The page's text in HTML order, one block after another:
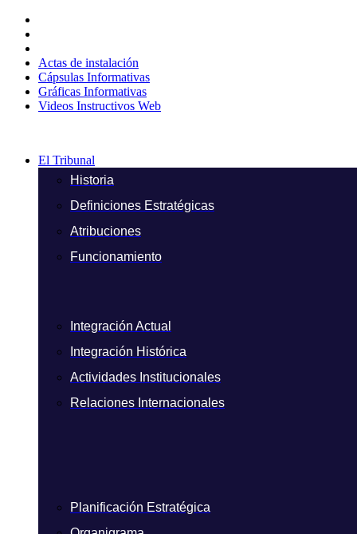
contenido
Actas de instalación
Cápsulas Informativas
Gráficas Informativas
Videos Instructivos Web
El Tribunal
Historia
Definiciones Estratégicas
Atribuciones
Funcionamiento
Integración Actual
Integración Histórica
Actividades Institucionales
Relaciones Internacionales
Planificación Estratégica